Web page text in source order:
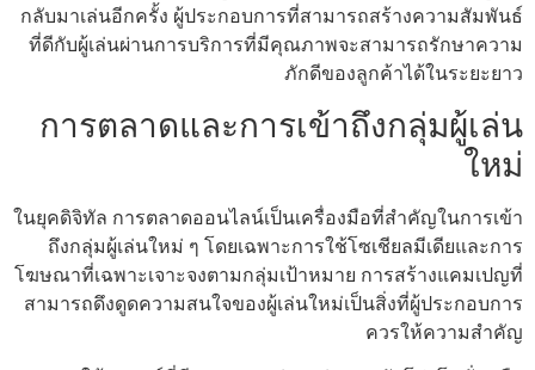
กลับมาเล่นอีกครั้ง ผู้ประกอบการที่สามารถสร้างความสัมพันธ์
ที่ดีกับผู้เล่นผ่านการบริการที่มีคุณภาพจะสามารถรักษาความ
ภักดีของลูกค้าได้ในระยะยาว
การตลาดและการเข้าถึงกลุ่มผู้เล่น
ใหม่
ในยุคดิจิทัล การตลาดออนไลน์เป็นเครื่องมือที่สำคัญในการเข้า
ถึงกลุ่มผู้เล่นใหม่ ๆ โดยเฉพาะการใช้โซเชียลมีเดียและการ
โฆษณาที่เฉพาะเจาะจงตามกลุ่มเป้าหมาย การสร้างแคมเปญที่
สามารถดึงดูดความสนใจของผู้เล่นใหม่เป็นสิ่งที่ผู้ประกอบการ
ควรให้ความสำคัญ